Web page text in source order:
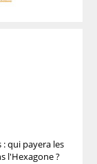
qui payera les
l'Hexagone ?